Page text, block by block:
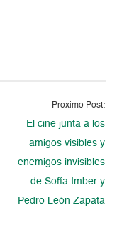
Proximo Post:
El cine junta a los
amigos visibles y
enemigos invisibles
de Sofía Imber y
Pedro León Zapata